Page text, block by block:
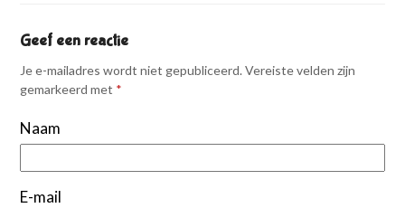
Geef een reactie
Je e-mailadres wordt niet gepubliceerd. Vereiste velden zijn
gemarkeerd met *
Naam
E-mail